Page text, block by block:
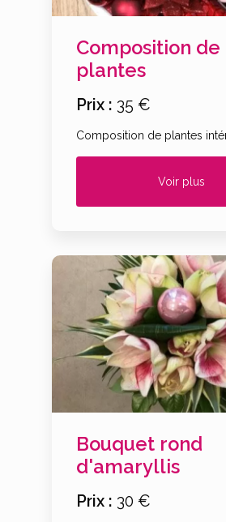
Composition de
plantes
Prix : 35 €
Composition de plantes
Voir plus
Bouquet rond
d'amaryllis
Prix : 30 €